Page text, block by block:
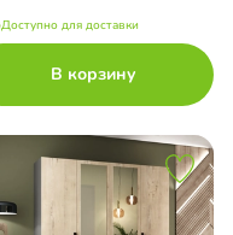
Доступно для доставки
В корзину